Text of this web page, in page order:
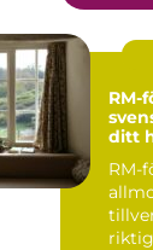
RM-
ditt
RM-